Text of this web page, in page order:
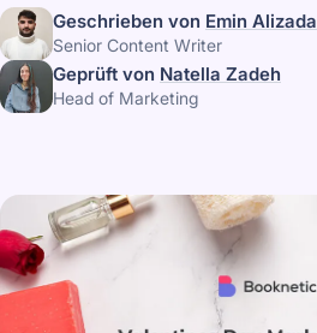
Geschrieben von Emin Alizada
Senior Content Writer
Geprüft von Natella Zadeh
Head of Marketing